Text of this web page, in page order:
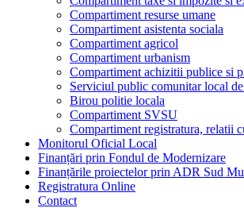
Compartiment resurse umane
Compartiment asistenta sociala
Compartiment agricol
Compartiment urbanism
Compartiment achizitii publice si
Serviciul public comunitar local
Birou politie locala
Compartiment SVSU
Compartiment registratura, relatii
Monitorul Oficial Local
Finanțări prin Fondul de Modernizare
Finanțările proiectelor prin ADR Sud
Registratura Online
Contact